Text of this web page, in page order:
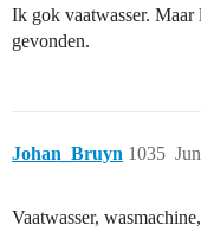
Ik gok vaatwasser. Maar
gevonden.
Johan_Bruyn 1035
Vaatwasser,